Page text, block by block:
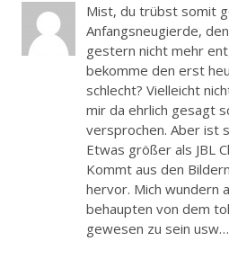
Mist, du trübst somit
Anfangsneugierde,
gestern nicht mehr
bekomme den erst
schlecht? Vielleicht
mir da ehrlich gesagt
versprochen. Aber ist
Etwas größer als JBL
Kommt aus den
hervor. Mich wundern
behaupten von dem
gewesen zu sein usw…